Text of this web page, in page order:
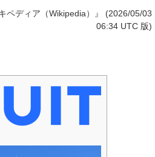
ペディア（Wikipedia）』 (2026/05/03
06:34 UTC 版)